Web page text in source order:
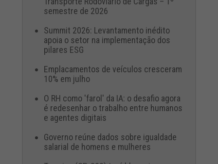
semestre de 2026
Summit 2026: Levantamento inédito
apoia o setor na implementação dos
pilares ESG
Emplacamentos de veículos cresceram
10% em julho
O RH como 'farol' da IA: o desafio agora
é redesenhar o trabalho entre humanos
e agentes digitais
Governo reúne dados sobre igualdade
salarial de homens e mulheres